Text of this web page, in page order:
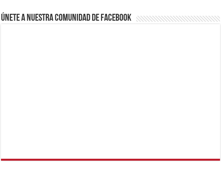
Únete a nuestra comunidad de Facebook